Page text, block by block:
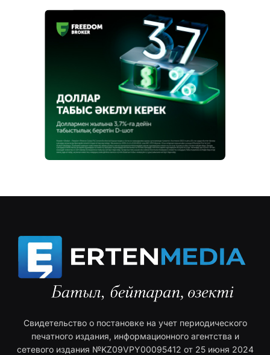
Свидетельство о постановке на учет периодического
печатного издания, информационного агентства и
сетевого издания №KZ09VPY00095412 от 25 июня 2024